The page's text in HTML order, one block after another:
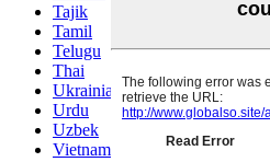
Tajik
Tamil
Telugu
Thai
Ukrainian
Urdu
Uzbek
Vietnamese